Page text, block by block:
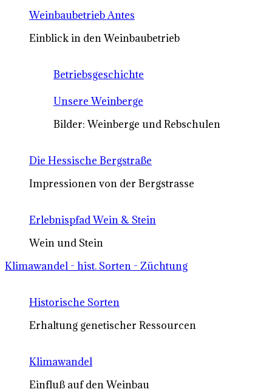
Weinbaubetrieb Antes
Einblick in den Weinbaubetrieb
Betriebsgeschichte
Unsere Weinberge
Bilder: Weinberge und Rebschulen
Die Hessische Bergstraße
Impressionen von der Bergstrasse
Erlebnispfad Wein & Stein
Wein und Stein
Klimawandel - hist. Sorten - Züchtung
Historische Sorten
Erhaltung genetischer Ressourcen
Klimawandel
Einfluß auf den Weinbau